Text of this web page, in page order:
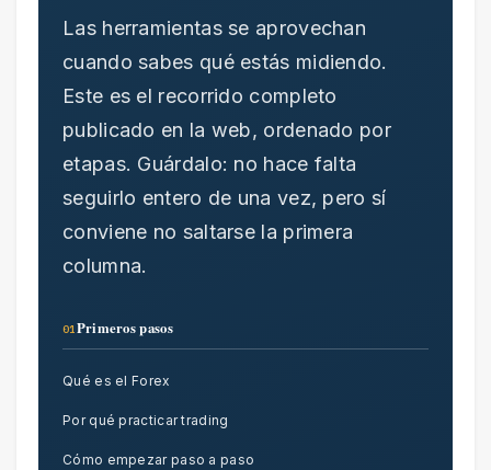
Las herramientas se aprovechan
cuando sabes qué estás midiendo.
Este es el recorrido completo
publicado en la web, ordenado por
etapas. Guárdalo: no hace falta
seguirlo entero de una vez, pero sí
conviene no saltarse la primera
columna.
01Primeros pasos
Qué es el Forex
Por qué practicar trading
Cómo empezar paso a paso